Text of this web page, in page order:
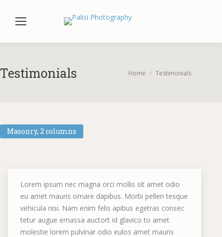
Testimonials You are here:
Home Testimonials
Masonry, 2 columns
Lorem ipsum nec magna orci mollis sit amet odio
eu amet mauris ornare dapibus. Morbi pellen tesque
vehicula nisi. Nam enim felis apibus egetras consec
tetur augue emassa auctort id glavico to amet
molestie lorem pulvinar odio eulos amet mauris